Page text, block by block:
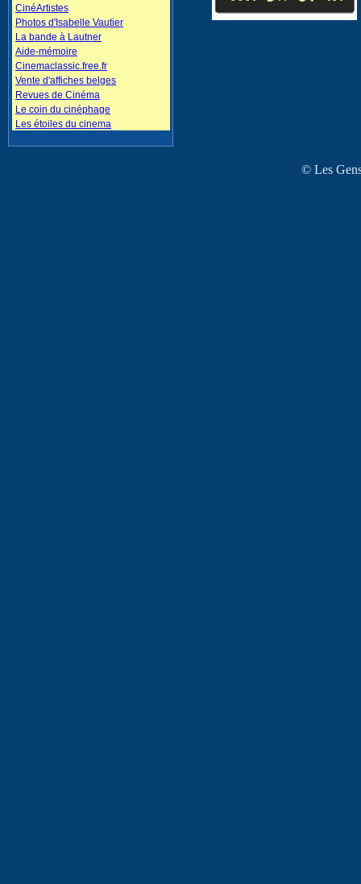
CinéArtistes
Photos d'Isabelle Vautier
La bande à Lautner
Aide-mémoire
Cinemaclassic.free.fr
Vente d'affiches belges
Revues de Cinéma
Le coin du cinéphage
Les étoiles du cinema
© Les